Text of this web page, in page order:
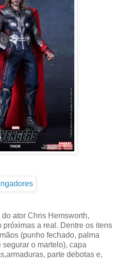
ator Chris Hemsworth,
a real. Dentre os itens
(punho fechado, palma
o martelo), capa
parte debotas e,